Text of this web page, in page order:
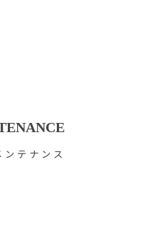
ンテナンス